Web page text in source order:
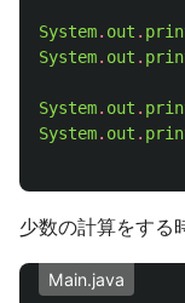
System. out .
System. out .
System. out .
System. out .
少数の計算をする
Main.java